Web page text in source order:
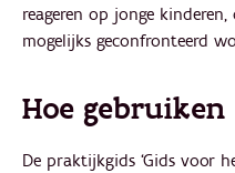
reageren op jonge kinderen,
mogelijks geconfronteerd
Hoe gebruiken
De praktijkgids ‘Gids voor